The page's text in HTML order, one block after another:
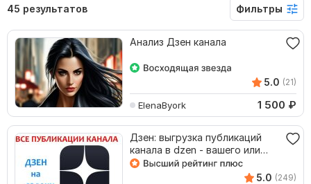
45 результатов Фильтры
Анализ Дзен канала
5.0 (21)
ElenaByork 1 500 ₽
Дзен: выгрузка публикаций
канала в dzen - вашего или
конкурентов
5.0 (249)